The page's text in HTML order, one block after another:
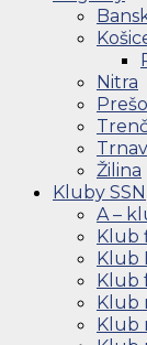
Nitra
Žilina
Kluby SSN
A –
Klub
Klub
Klub
Klub
Klub